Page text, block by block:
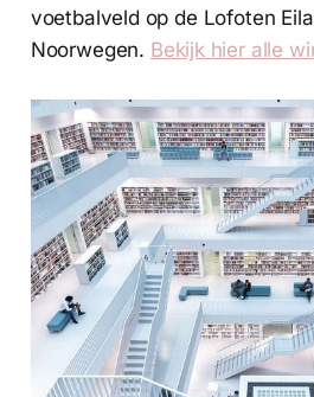
voetbalveld op de Lofoten
Noorwegen. Bekijk hier alle